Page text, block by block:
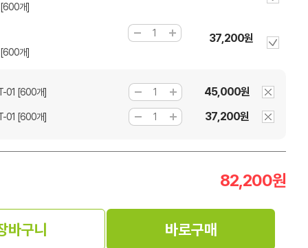
[600개]
[600개]
37,200원
01 [600개] 45,000원
01 [600개] 37,200원
82,200원
바구니 바로구매